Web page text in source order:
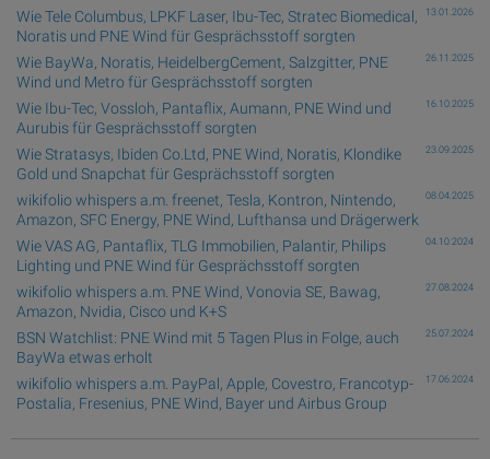
13.01.2026
Wie Tele Columbus, LPKF Laser, Ibu-Tec, Stratec Biomedical,
Noratis und PNE Wind für Gesprächsstoff sorgten
26.11.2025
Wie BayWa, Noratis, HeidelbergCement, Salzgitter, PNE
Wind und Metro für Gesprächsstoff sorgten
16.10.2025
Wie Ibu-Tec, Vossloh, Pantaflix, Aumann, PNE Wind und
Aurubis für Gesprächsstoff sorgten
23.09.2025
Wie Stratasys, Ibiden Co.Ltd, PNE Wind, Noratis, Klondike
Gold und Snapchat für Gesprächsstoff sorgten
08.04.2025
wikifolio whispers a.m. freenet, Tesla, Kontron, Nintendo,
Amazon, SFC Energy, PNE Wind, Lufthansa und Drägerwerk
04.10.2024
Wie VAS AG, Pantaflix, TLG Immobilien, Palantir, Philips
Lighting und PNE Wind für Gesprächsstoff sorgten
27.08.2024
wikifolio whispers a.m. PNE Wind, Vonovia SE, Bawag,
Amazon, Nvidia, Cisco und K+S
25.07.2024
BSN Watchlist: PNE Wind mit 5 Tagen Plus in Folge, auch
BayWa etwas erholt
17.06.2024
wikifolio whispers a.m. PayPal, Apple, Covestro, Francotyp-
Postalia, Fresenius, PNE Wind, Bayer und Airbus Group